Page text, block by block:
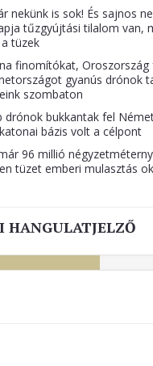
nekünk is sok! És sajnos
tűzgyújtási tilalom van,
tüzek
finomítókat, Oroszország
gyanús drónok
szombaton
drónok bukkantak fel
bázis volt a célpont
96 millió
tüzet emberi mulasztás
HANGULATJELZŐ